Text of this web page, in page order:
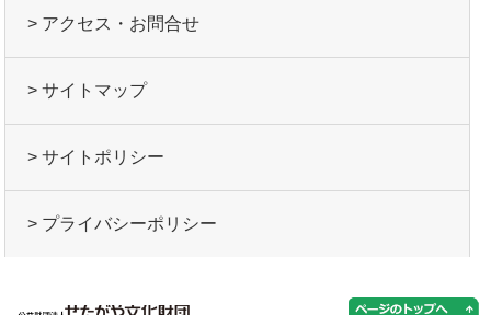
> アクセス・お問合せ
> サイトマップ
> サイトポリシー
> プライバシーポリシー